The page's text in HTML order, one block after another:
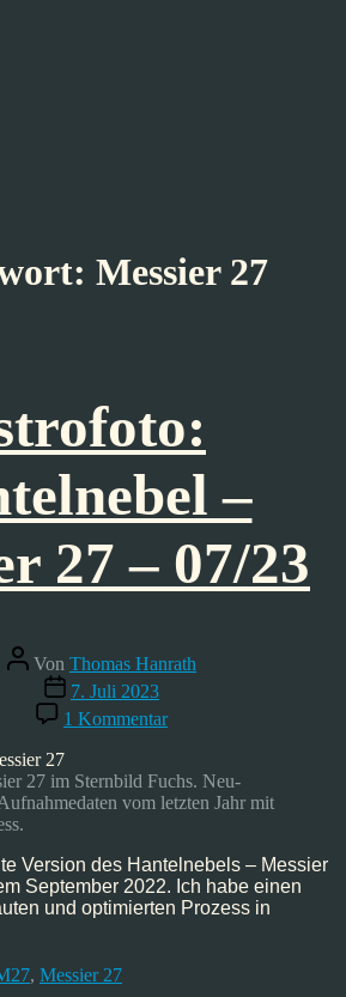
Messier 27
–
27 – 07/23
Beitragsautor
Von Thomas Hanrath
Veröffentlichungsdatum
7. Juli 2023
1 Kommentarzu
Astrofoto:
–
Messier
07/23
27 im Sternbild Fuchs. Neu-
vom letzten Jahr mit
Version des Hantelnebels – Messier
September 2022. Ich habe einen
und optimierten Prozess in
, Messier 27